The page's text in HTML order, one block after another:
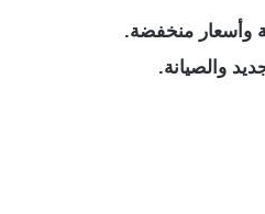
وأسعار منخفضة.
والصيانة.